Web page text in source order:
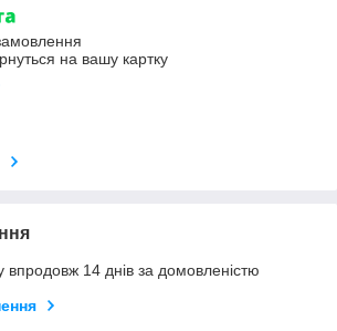
на вашу картку
впродовж 14 днів за домовленістю